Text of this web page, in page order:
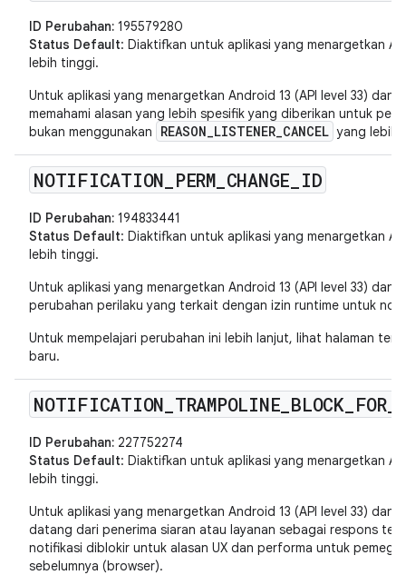
ID Perubahan: 195579280
Status Default: Diaktifkan untuk aplikasi yang menargetkan
lebih tinggi.
Untuk aplikasi yang menargetkan Android 13 (API level 33)
memahami alasan yang lebih spesifik yang diberikan untuk
bukan menggunakan
REASON_LISTENER_CANCEL yang lebih
NOTIFICATION PERM_ CHANGE ID
ID Perubahan: 194833441
Status Default: Diaktifkan untuk aplikasi yang menargetkan
lebih tinggi.
Untuk aplikasi yang menargetkan Android 13 (API level 33) dan
perubahan perilaku yang terkait dengan izin runtime untuk
Untuk mempelajari perubahan ini lebih lanjut, lihat halaman
baru.
NOTIFICATION TRAMPOLINE BLOCK FOR_
ID Perubahan: 227752274
Status Default: Diaktifkan untuk aplikasi yang menargetkan
lebih tinggi.
Untuk aplikasi yang menargetkan Android 13 (API level 33) dan
datang dari penerima siaran atau layanan sebagai respons
notifikasi diblokir untuk alasan UX dan performa untuk
sebelumnya (browser).